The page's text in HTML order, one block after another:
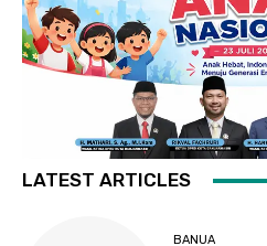
LATEST ARTICLES
BANUA